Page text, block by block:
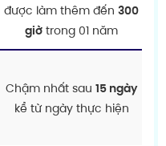
được làm thêm đến 300
giờ trong 01 năm
Chậm nhất sau 15 ngày
kể từ ngày thực hiện